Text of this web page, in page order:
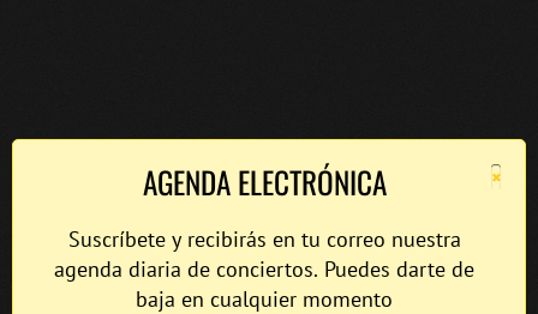
×
AGENDA ELECTRÓNICA
Suscríbete y recibirás en tu correo nuestra
agenda diaria de conciertos. Puedes darte de
baja en cualquier momento